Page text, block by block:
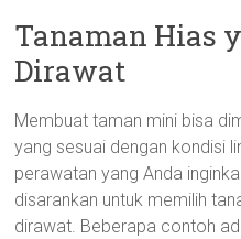
Tanaman Hias
Dirawat
Membuat taman mini bisa
yang sesuai dengan kondisi
perawatan yang Anda
disarankan untuk memilih
dirawat. Beberapa contoh